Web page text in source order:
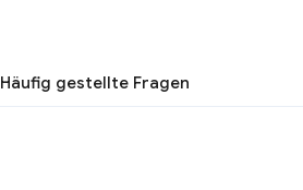
Häufig gestellte Fragen